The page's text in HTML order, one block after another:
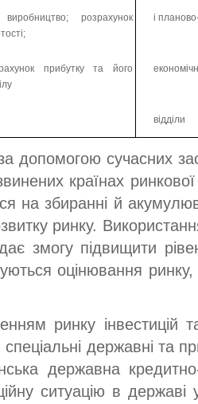
розрахунок
і
прибутку та його
відділи
за допомогою сучасних
країнах
на збиранні й
ринку.
змогу підвищити
оцінювання
ринку інвестицій
спеціальні державні та
державна
ситуацію в